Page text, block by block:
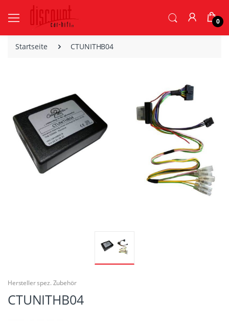
0
Startseite CTUNITHB04
Hersteller spez. Zubehör
CTUNITHB04